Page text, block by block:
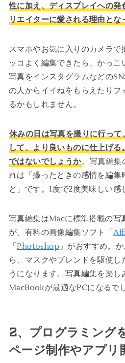
性に加え、ディスプレイへの発
リエイターに愛される理由とな
スマホやお気に入りのカメラで
ッコよく編集できたら、かっこ
写真をインスタグラムなどの
の人からイイねをもらえたりフ
るかもしれません。
休みの日は写真を撮りに行っ
して、より良いものに仕上げる
ではないでしょうか。写真編集
れは「撮ったときの感情を編集
と」です。1度で2度美味しい感
写真編集はMacに標準搭載の写
が、有料の画像編集ソフト「
「Photoshop」がおすすめ。
ら、マスクやブレンドを駆使し
うになります。写真編集を楽し
MacBookが最適なPCになるで
2、プログラミング
ページ制作やアプリ